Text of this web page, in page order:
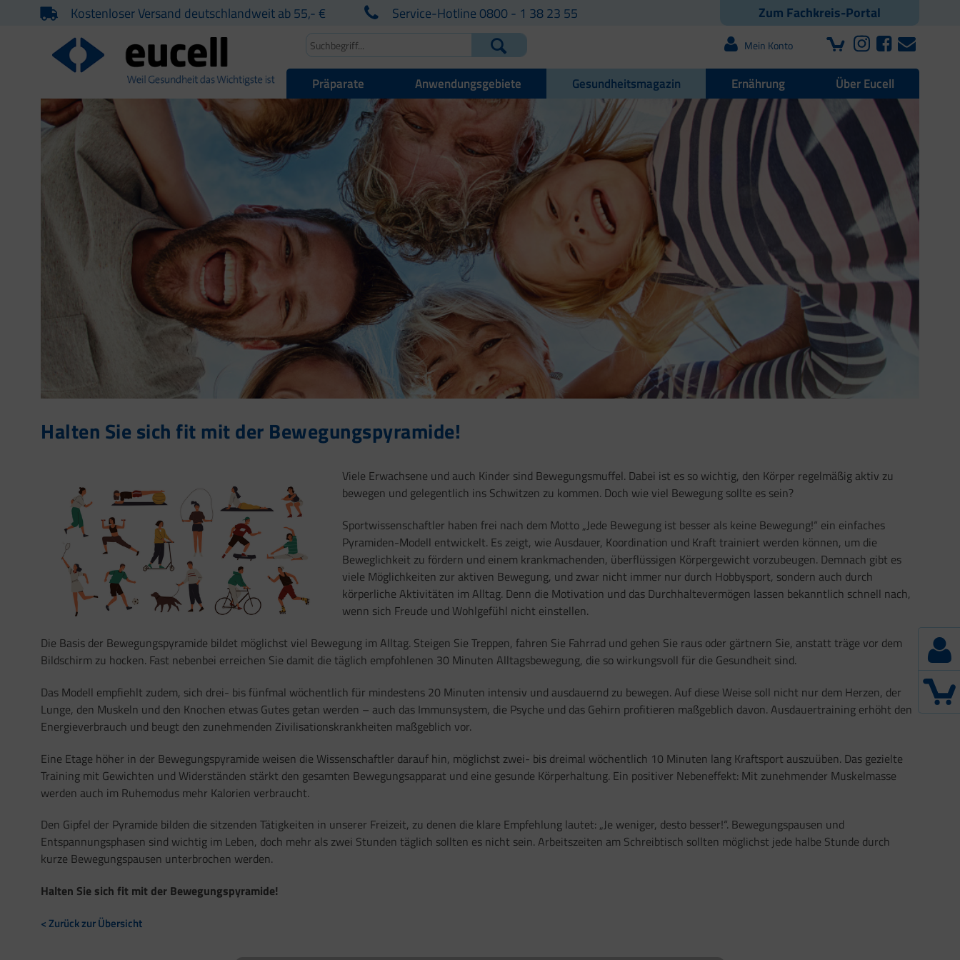
Zum Fachkreis-Portal
Kostenloser Versand deutschlandweit ab 55,- € Service-Hotline 0800 - 1 38 23 55
Mein Konto
Präparate Anwendungsgebiete Gesundheitsmagazin Ernährung Über Eucell
Halten Sie sich fit mit der Bewegungspyramide!
Viele Erwachsene und auch Kinder sind Bewegungsmuffel. Dabei ist es so wichtig, den Körper regelmäßig aktiv zu
bewegen und gelegentlich ins Schwitzen zu kommen. Doch wie viel Bewegung sollte es sein?
Sportwissenschaftler haben frei nach dem Motto „Jede Bewegung ist besser als keine Bewegung!“ ein einfaches
Pyramiden-Modell entwickelt. Es zeigt, wie Ausdauer, Koordination und Kraft trainiert werden können, um die
Beweglichkeit zu fördern und einem krankmachenden, überflüssigen Körpergewicht vorzubeugen. Demnach gibt es
viele Möglichkeiten zur aktiven Bewegung, und zwar nicht immer nur durch Hobbysport, sondern auch durch
körperliche Aktivitäten im Alltag. Denn die Motivation und das Durchhaltevermögen lassen bekanntlich schnell nach,
wenn sich Freude und Wohlgefühl nicht einstellen.
Die Basis der Bewegungspyramide bildet möglichst viel Bewegung im Alltag. Steigen Sie Treppen, fahren Sie Fahrrad und gehen Sie raus oder gärtnern Sie, anstatt träge vor dem
Bildschirm zu hocken. Fast nebenbei erreichen Sie damit die täglich empfohlenen 30 Minuten Alltagsbewegung, die so wirkungsvoll für die Gesundheit sind.
Das Modell empfiehlt zudem, sich drei- bis fünfmal wöchentlich für mindestens 20 Minuten intensiv und ausdauernd zu bewegen. Auf diese Weise soll nicht nur dem Herzen, der
Lunge, den Muskeln und den Knochen etwas Gutes getan werden – auch das Immunsystem, die Psyche und das Gehirn profitieren maßgeblich davon. Ausdauertraining erhöht den
Energieverbrauch und beugt den zunehmenden Zivilisationskrankheiten maßgeblich vor.
Eine Etage höher in der Bewegungspyramide weisen die Wissenschaftler darauf hin, möglichst zwei- bis dreimal wöchentlich 10 Minuten lang Kraftsport auszuüben. Das gezielte
Training mit Gewichten und Widerständen stärkt den gesamten Bewegungsapparat und eine gesunde Körperhaltung. Ein positiver Nebeneffekt: Mit zunehmender Muskelmasse
werden auch im Ruhemodus mehr Kalorien verbraucht.
Den Gipfel der Pyramide bilden die sitzenden Tätigkeiten in unserer Freizeit, zu denen die klare Empfehlung lautet: „Je weniger, desto besser!“. Bewegungspausen und
Entspannungsphasen sind wichtig im Leben, doch mehr als zwei Stunden täglich sollten es nicht sein. Arbeitszeiten am Schreibtisch sollten möglichst jede halbe Stunde durch
kurze Bewegungspausen unterbrochen werden.
Halten Sie sich fit mit der Bewegungspyramide!
< Zurück zur Übersicht